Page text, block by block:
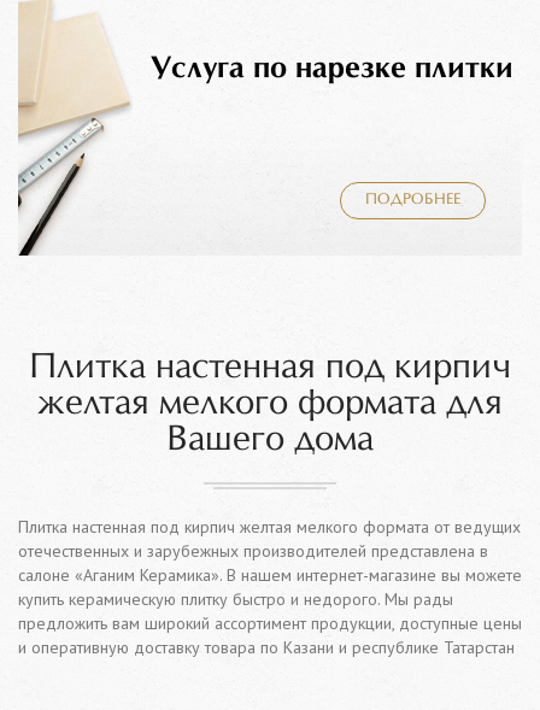
Услуга по нарезке плитки
ПОДРОБНЕЕ
Плитка настенная под кирпич
желтая мелкого формата для
Вашего дома
Плитка настенная под кирпич желтая мелкого формата от ведущих
отечественных и зарубежных производителей представлена в
салоне «Аганим Керамика». В нашем интернет-магазине вы можете
купить керамическую плитку быстро и недорого. Мы рады
предложить вам широкий ассортимент продукции, доступные цены
и оперативную доставку товара по Казани и республике Татарстан